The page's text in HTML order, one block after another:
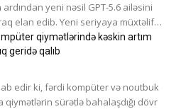
yeni nəsil GPT-5.6 ailəsini
elan edib. Yeni seriyaya müxtəlif
üçün...
qiymətlərində kəskin artım
geridə qalıb
edir ki, fərdi kompüter və noutbuk
qiymətlərin sürətlə bahalaşdığı dövr